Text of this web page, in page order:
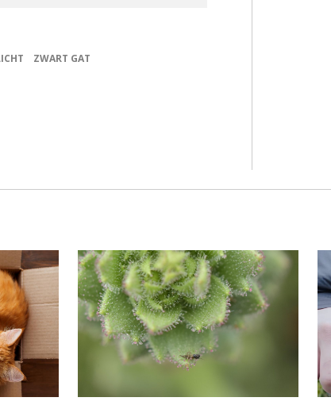
ZWART GAT